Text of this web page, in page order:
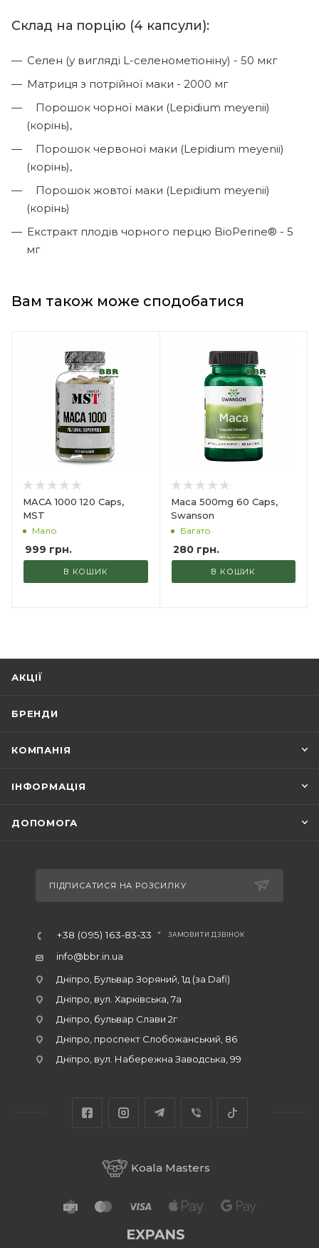
Склад на порцію (4 капсули):
Селен (у вигляді L-селенометіоніну) - 50 мкг
Матриця з потрійної маки - 2000 мг
Порошок чорної маки (Lepidium meyenii)
(корінь),
Порошок червоної маки (Lepidium meyenii)
(корінь),
Порошок жовтої маки (Lepidium meyenii)
(корінь)
Екстракт плодів чорного перцю BioPerine®️ - 5
мг
Вам також може сподобатися
MACA 1000 120 Caps,
MST
Мало
999 грн.
В КОШИК
Maca 500mg 60 Caps,
Swanson
Багато
280грн.
В КОШИК
АКЦІЇ
БРЕНДИ
КОМПАНІЯ
ІНФОРМАЦІЯ
ДОПОМОГА
ПІДПИСАТИСЯ НА РОЗСИЛКУ
+38 (095) 163-83-33 ЗАМОВИТИ ДЗВІНОК
info@bbr.in.ua
Дніпро, Бульвар Зоряний, 1д (за Dafi)
Дніпро, вул. Харківська, 7а
Дніпро, бульвар Слави 2г
Дніпро, проспект Слобожанський, 86
Дніпро, вул. Набережна Заводська, 99
Koala Masters